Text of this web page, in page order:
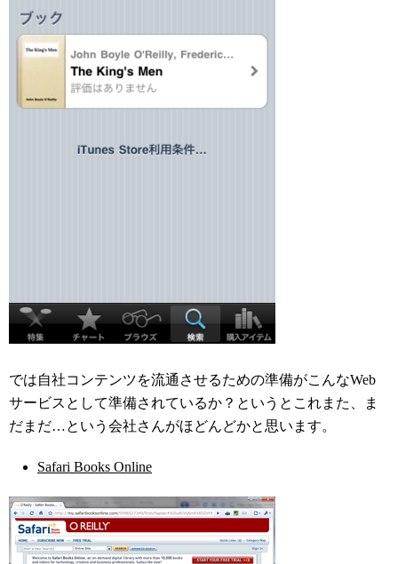
では自社コンテンツを流通させるための準備がこんなWeb
サービスとして準備されているか？というとこれまた、ま
だまだ…という会社さんがほどんどかと思います。
Safari Books Online